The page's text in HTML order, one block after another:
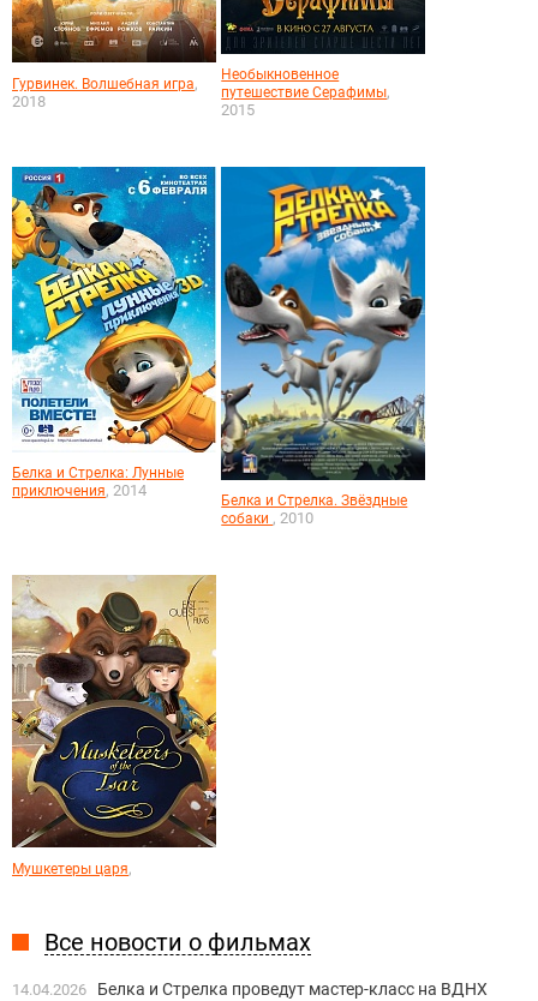
Гурвинек. Волшебная игра,
2018
Необыкновенное
путешествие Серафимы,
2015
Белка и Стрелка: Лунные
приключения, 2014
Белка и Стрелка. Звёздные
собаки , 2010
Мушкетеры царя,
Все новости о фильмах
14.04.2026 Белка и Стрелка проведут мастер-класс на ВДНХ